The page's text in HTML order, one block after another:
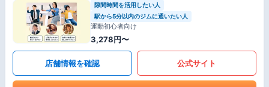
隙間時間を活用したい人
駅から5分以内のジムに通いたい人
運動初心者向け
3,278円〜
店舗情報を確認 公式サイト